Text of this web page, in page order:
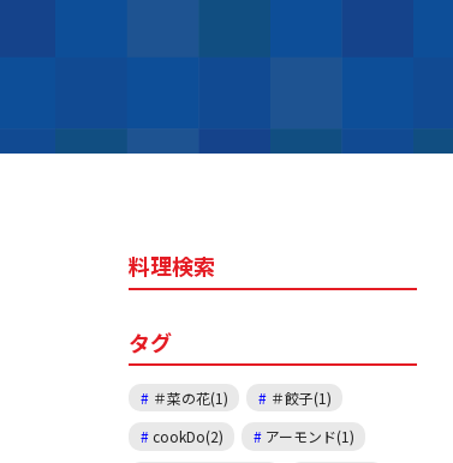
料理検索
タグ
＃菜の花(1)
＃餃子(1)
cookDo(2)
アーモンド(1)